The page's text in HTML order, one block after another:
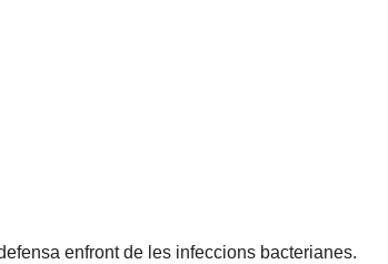
enfront de les infeccions bacterianes.